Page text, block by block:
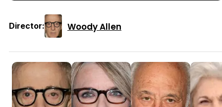
Director: Woody Allen